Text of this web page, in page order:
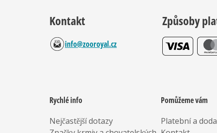
Kontakt
info@zooroyal.cz
Způsoby
Rychlé info
Nejčastější dotazy
Pomůžeme vám
Platební a